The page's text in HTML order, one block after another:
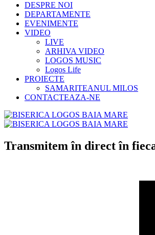
DESPRE NOI
DEPARTAMENTE
EVENIMENTE
VIDEO
LIVE
ARHIVA VIDEO
LOGOS MUSIC
Logos Life
PROIECTE
SAMARITEANUL MILOS
CONTACTEAZA-NE
Transmitem în direct în